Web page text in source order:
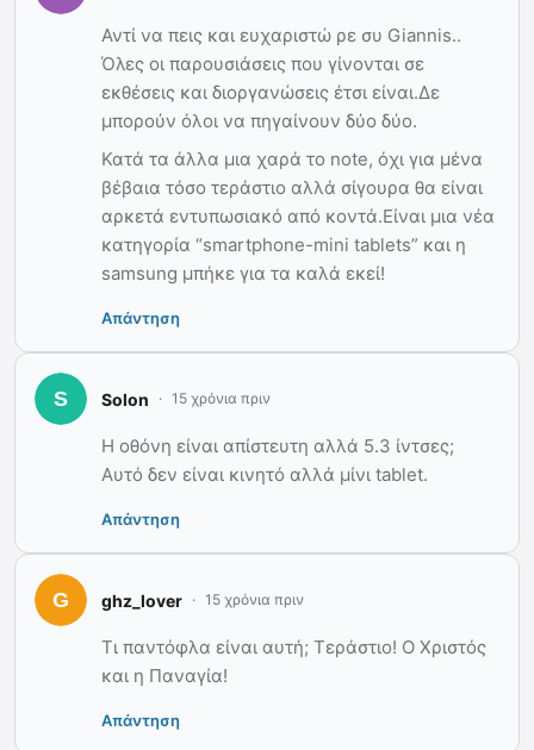
Αντί να πεις και ευχαριστώ ρε συ Giannis..
Όλες οι παρουσιάσεις που γίνονται σε
εκθέσεις και διοργανώσεις έτσι είναι.Δε
μπορούν όλοι να πηγαίνουν δύο δύο.
Κατά τα άλλα μια χαρά το note, όχι για μένα
βέβαια τόσο τεράστιο αλλά σίγουρα θα είναι
αρκετά εντυπωσιακό από κοντά.Είναι μια νέα
κατηγορία “smartphone-mini tablets” και η
samsung μπήκε για τα καλά εκεί!
Απάντηση
Solon 15 χρόνια πριν
Η οθόνη είναι απίστευτη αλλά 5.3 ίντσες;
Αυτό δεν είναι κινητό αλλά μίνι tablet.
Απάντηση
ghz_lover 15 χρόνια πριν
Τι παντόφλα είναι αυτή; Τεράστιο! Ο Χριστός
και η Παναγία!
Απάντηση